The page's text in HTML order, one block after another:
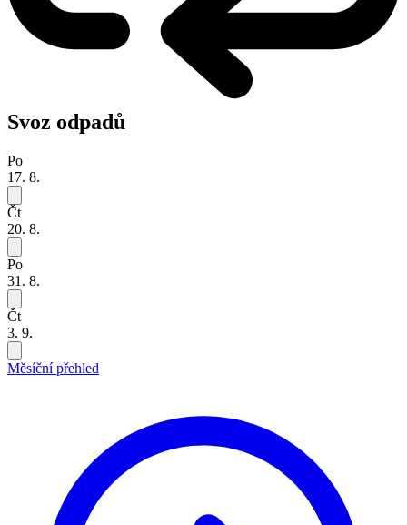
Svoz odpadů
Po
17. 8.
Čt
20. 8.
Po
31. 8.
Čt
3. 9.
Měsíční přehled